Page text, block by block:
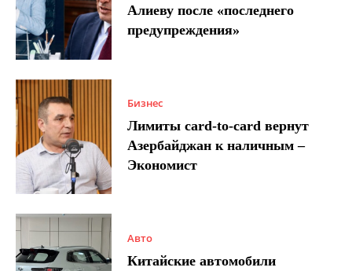
Алиеву после «последнего
предупреждения»
Бизнес
Лимиты card-to-card вернут
Азербайджан к наличным –
Экономист
Авто
Китайские автомобили